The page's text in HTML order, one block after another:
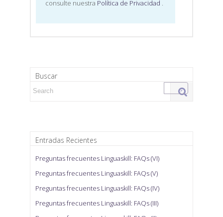
consulte nuestra Política de Privacidad .
Buscar
Entradas Recientes
Preguntas frecuentes Linguaskill: FAQs (VI)
Preguntas frecuentes Linguaskill: FAQs (V)
Preguntas frecuentes Linguaskill: FAQs (IV)
Preguntas frecuentes Linguaskill: FAQs (III)